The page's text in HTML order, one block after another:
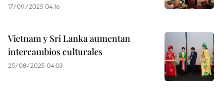
17/09/2025 04:16
Vietnam y Sri Lanka aumentan
intercambios culturales
25/08/2025 04:03